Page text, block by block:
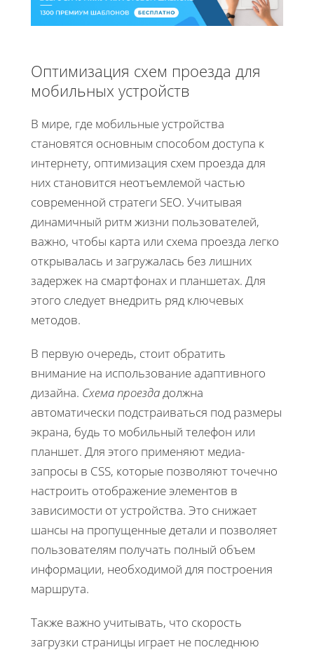
Оптимизация схем проезда для
мобильных устройств
В мире, где мобильные устройства
становятся основным способом доступа к
интернету, оптимизация схем проезда для
них становится неотъемлемой частью
современной стратеги SEO. Учитывая
динамичный ритм жизни пользователей,
важно, чтобы карта или схема проезда легко
открывалась и загружалась без лишних
задержек на смартфонах и планшетах. Для
этого следует внедрить ряд ключевых
методов.
В первую очередь, стоит обратить
внимание на использование адаптивного
дизайна. Схема проездадолжна
автоматически подстраиваться под размеры
экрана, будь то мобильный телефон или
планшет. Для этого применяют медиа-
запросы в CSS, которые позволяют точечно
настроить отображение элементов в
зависимости от устройства. Это снижает
шансы на пропущенные детали и позволяет
пользователям получать полный объем
информации, необходимой для построения
маршрута.
Также важно учитывать, что скорость
загрузки страницы играет не последнюю